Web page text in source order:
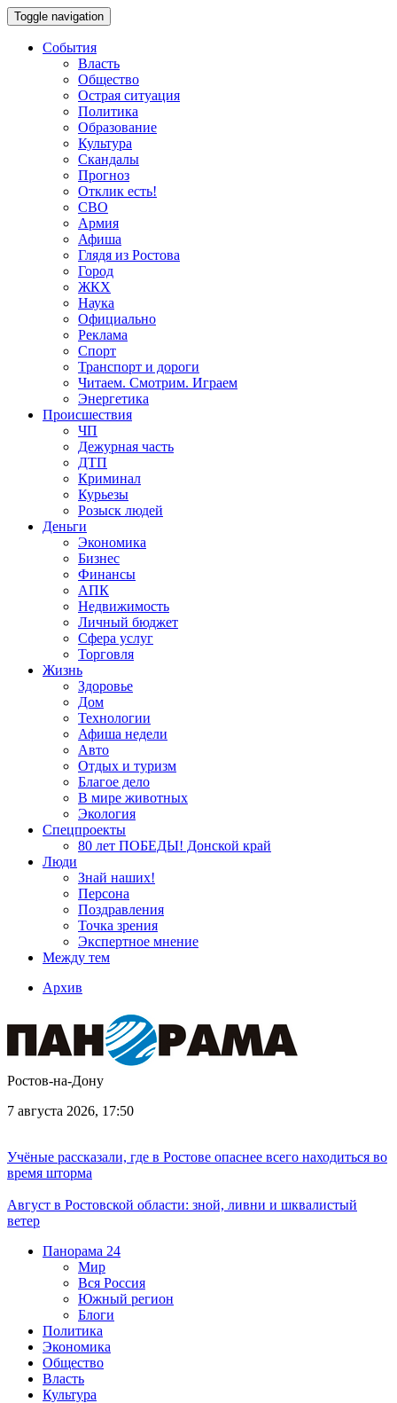
Toggle navigation
События
Власть
Общество
Острая ситуация
Политика
Образование
Культура
Скандалы
Прогноз
Отклик есть!
СВО
Армия
Афиша
Глядя из Ростова
Город
ЖКХ
Наука
Официально
Реклама
Спорт
Транспорт и дороги
Читаем. Смотрим. Играем
Энергетика
Происшествия
ЧП
Дежурная часть
ДТП
Криминал
Курьезы
Розыск людей
Деньги
Экономика
Бизнес
Финансы
АПК
Недвижимость
Личный бюджет
Сфера услуг
Торговля
Жизнь
Здоровье
Дом
Технологии
Афиша недели
Авто
Отдых и туризм
Благое дело
В мире животных
Экология
Спецпроекты
80 лет ПОБЕДЫ! Донской край
Люди
Знай наших!
Персона
Поздравления
Точка зрения
Экспертное мнение
Между тем
Архив
Ростов-на-Дону
7 августа 2026, 17:50
Учёные рассказали, где в Ростове опаснее всего находиться во
время шторма
Август в Ростовской области: зной, ливни и шквалистый
ветер
Панорама 24
Мир
Вся Россия
Южный регион
Блоги
Политика
Экономика
Общество
Власть
Культура